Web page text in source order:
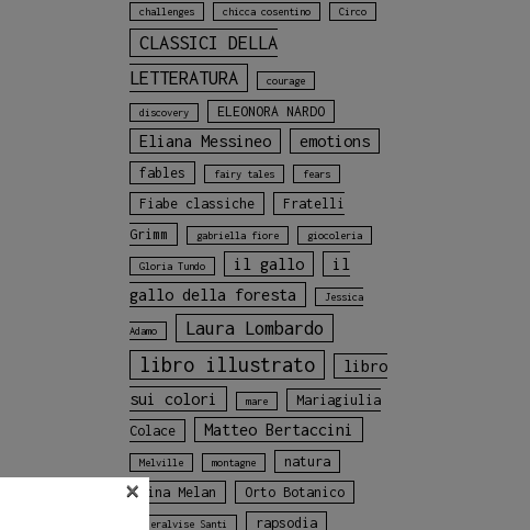
challenges chicca cosentino Circo
CLASSICI DELLA
LETTERATURA
courage
discovery ELEONORA NARDO
Eliana Messineo emotions
fables fairy tales fears
Fiabe classiche
Fratelli
Grimm
gabriella fiore giocoleria
Gloria Tundo il gallo
il
gallo della foresta
Jessica
Adamo Laura Lombardo
libro illustrato
libro
sui colori
mare
Mariagiulia
Colace
Matteo Bertaccini
Melville montagne
natura
Nina Melan
Orto Botanico
Pieralvise Santi rapsodia
×